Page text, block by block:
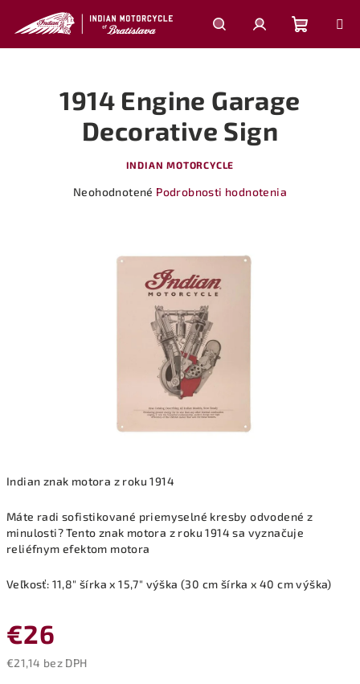
obsah
HľadaťPrihlásenie
košík
Indian znak motora z roku 1914
Máte radi sofistikované priemyselné kresby odvodené z
minulosti? Tento znak motora z roku 1914 sa vyznačuje
reliéfnym efektom motora
Veľkosť: 11,8" šírka x 15,7" výška (30 cm šírka x 40 cm výška)
€26
€21,14 bez DPH
1914 Engine Garage
Decorative Sign
INDIAN MOTORCYCLE
Priemerné
Neohodnotené Podrobnosti hodnotenia